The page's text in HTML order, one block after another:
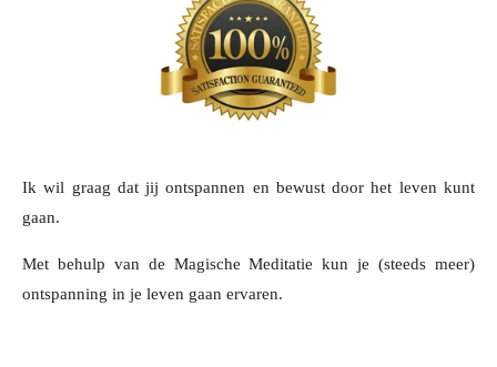
Ik wil graag dat jij ontspannen en bewust door het leven kunt
gaan.
Met behulp van de Magische Meditatie kun je (steeds meer)
ontspanning in je leven gaan ervaren.